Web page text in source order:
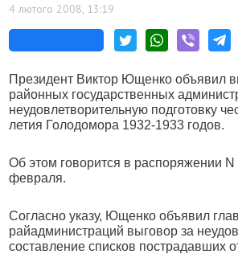
4 лютого 2008, 13:19
Президент Виктор Ющенко объявил
районных государственных
неудовлетворительную подготовку
летия Голодомора 1932-1933 годов.
Об этом говорится в распоряжении N
февраля.
Согласно указу, Ющенко объявил
райадминистраций выговор за
составление списков пострадавших